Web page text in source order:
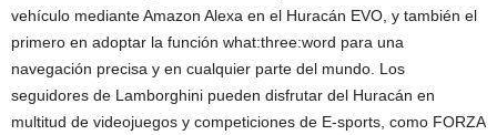
vehículo mediante Amazon Alexa en el Huracán EVO, y también el
primero en adoptar la función what:three:word para una
navegación precisa y en cualquier parte del mundo. Los
seguidores de Lamborghini pueden disfrutar del Huracán en
multitud de videojuegos y competiciones de E-sports, como FORZA